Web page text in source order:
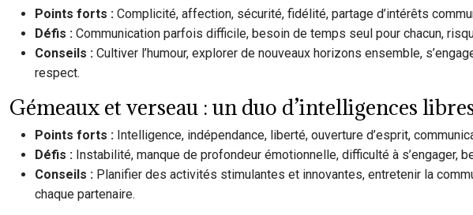
Points forts : Complicité, affection, sécurité, fidélité, partage d’intérêts
Défis : Communication parfois difficile, besoin de temps seul pour chacun,
Conseils : Cultiver l’humour, explorer de nouveaux horizons ensemble,
respect.
Gémeaux et verseau : un duo d’intelligences
Points forts : Intelligence, indépendance, liberté, ouverture d’esprit,
Défis : Instabilité, manque de profondeur émotionnelle, difficulté à s’engager,
Conseils : Planifier des activités stimulantes et innovantes, entretenir la
chaque partenaire.